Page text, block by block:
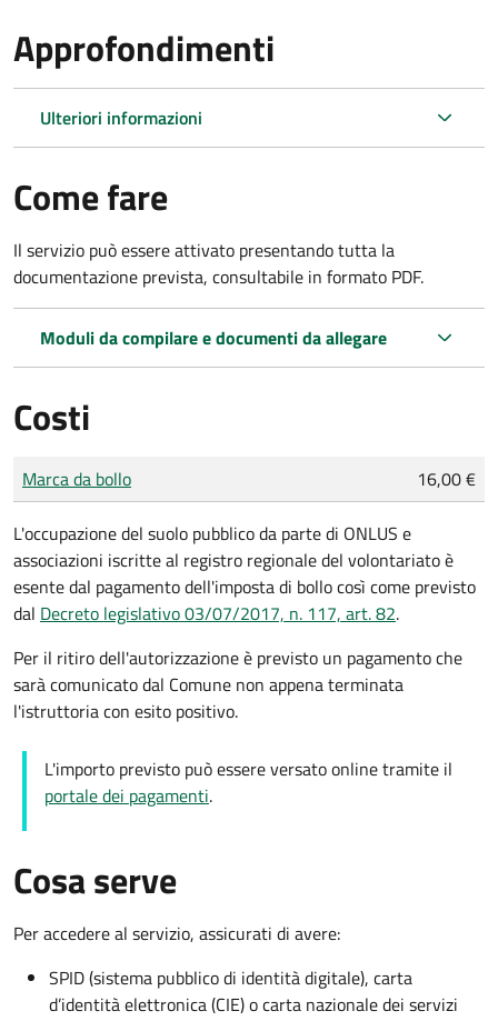
Approfondimenti
Ulteriori informazioni
Come fare
Il servizio può essere attivato presentando tutta la
documentazione prevista, consultabile in formato PDF.
Moduli da compilare e documenti da allegare
Costi
Tipo di pagamento
Importo
Marca da bollo 16,00 €
L'occupazione del suolo pubblico da parte di ONLUS e
associazioni iscritte al registro regionale del volontariato è
esente dal pagamento dell'imposta di bollo così come previsto
dal Decreto legislativo 03/07/2017, n. 117, art. 82.
Per il ritiro dell'autorizzazione è previsto un pagamento che
sarà comunicato dal Comune non appena terminata
l'istruttoria con esito positivo.
L'importo previsto può essere versato online tramite il
portale dei pagamenti.
Cosa serve
Per accedere al servizio, assicurati di avere:
SPID (sistema pubblico di identità digitale), carta
d’identità elettronica (CIE) o carta nazionale dei servizi